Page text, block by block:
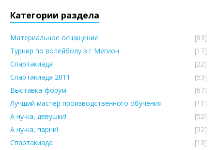
Категории раздела
Материальное оснащение
[83]
Турнир по волейболу в г Мегион
[17]
Спартакиада
[22]
Спартакиада 2011
[53]
Выставка-форум
[67]
Лучший мастер производственного обучения
[11]
А ну-ка, девушки!
[52]
А ну-ка, парни!
[32]
Спартакиада
[13]